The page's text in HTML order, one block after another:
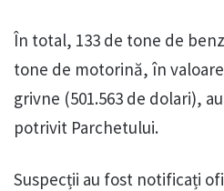
În total, 133 de tone de
tone de motorină, în
grivne (501.563 de dolari),
potrivit Parchetului.
Suspecții au fost notificați